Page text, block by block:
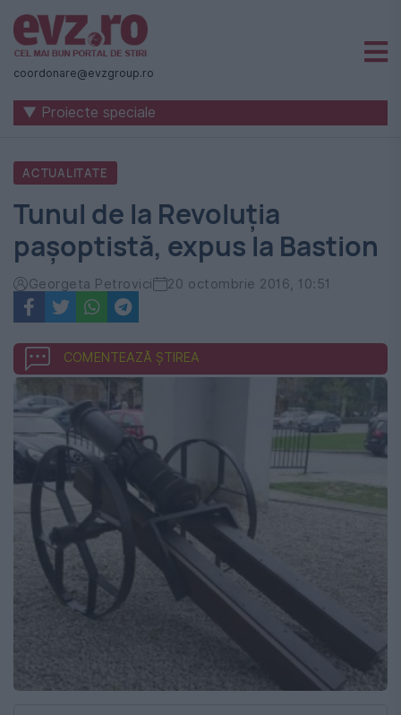
Știri
naționale
internaționale
România
Evenimentul
Zilei
coordonare@evzgroup.ro
▼ Proiecte speciale
ACTUALITATE
Tunul de la Revoluția
pașoptistă, expus la Bastion
Georgeta Petrovici 20 octombrie 2016, 10:51
COMENTEAZĂ ȘTIREA